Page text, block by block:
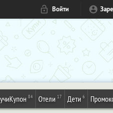
Войти
84 Отели 17 Дети 6